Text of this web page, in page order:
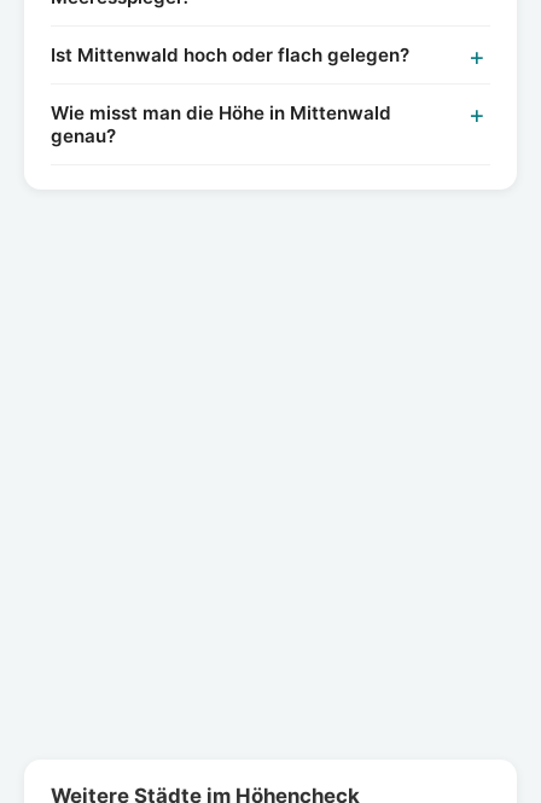
Ist Mittenwald hoch oder flach gelegen?
Wie misst man die Höhe in Mittenwald
genau?
Weitere Städte im Höhencheck